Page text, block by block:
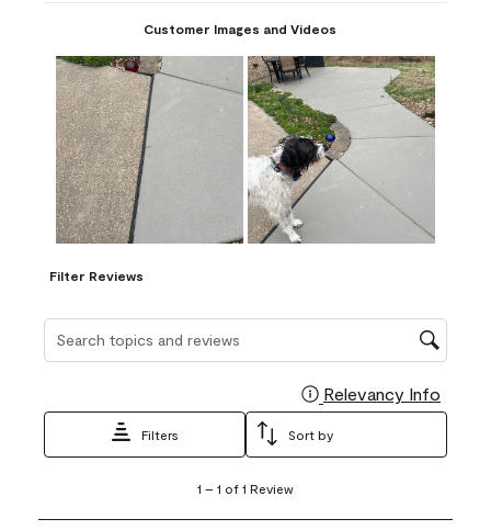
Customer Images and Videos
Filter Reviews
Relevancy Info
Filters Sort by
1
1 – 1 of 1 Review